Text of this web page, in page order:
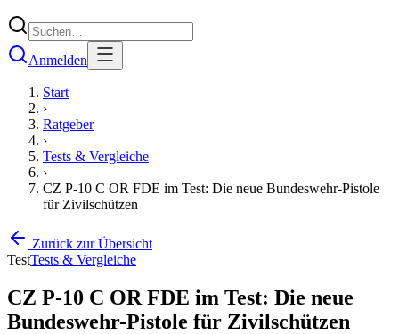
Anmelden
Start
›
Ratgeber
›
Tests & Vergleiche
›
CZ P-10 C OR FDE im Test: Die neue Bundeswehr-Pistole
für Zivilschützen
Zurück zur Übersicht
TestTests & Vergleiche
CZ P-10 C OR FDE im Test: Die neue
Bundeswehr-Pistole für Zivilschützen